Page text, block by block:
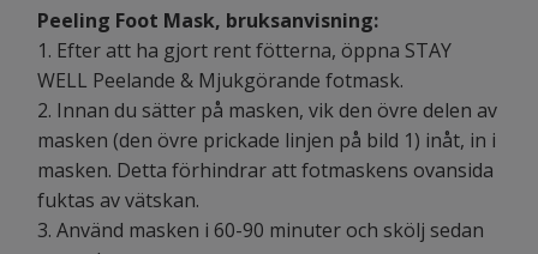
Peeling Foot Mask, bruksanvisning:
1. Efter att ha gjort rent fötterna, öppna STAY
WELL Peelande & Mjukgörande fotmask.
2. Innan du sätter på masken, vik den övre delen av
masken (den övre prickade linjen på bild 1) inåt, in i
masken. Detta förhindrar att fotmaskens ovansida
fuktas av vätskan.
3. Använd masken i 60-90 minuter och skölj sedan